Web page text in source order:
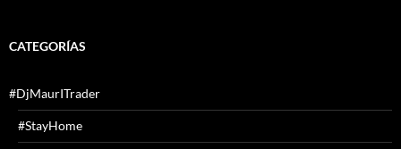
CATEGORÍAS
#DjMaurITrader
#StayHome